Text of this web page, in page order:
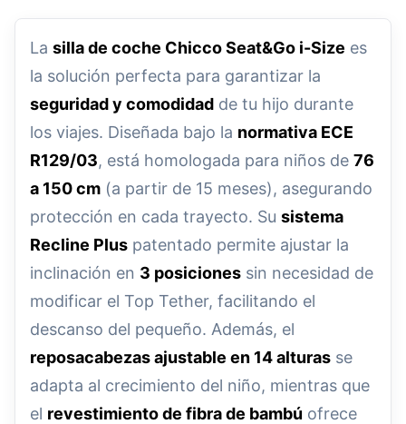
La silla de coche Chicco Seat&Go i-Size es
la solución perfecta para garantizar la
seguridad y comodidad de tu hijo durante
los viajes. Diseñada bajo la normativa ECE
R129/03, está homologada para niños de 76
a 150 cm (a partir de 15 meses), asegurando
protección en cada trayecto. Su sistema
Recline Plus patentado permite ajustar la
inclinación en 3 posiciones sin necesidad de
modificar el Top Tether, facilitando el
descanso del pequeño. Además, el
reposacabezas ajustable en 14 alturas se
adapta al crecimiento del niño, mientras que
el revestimiento de fibra de bambú ofrece